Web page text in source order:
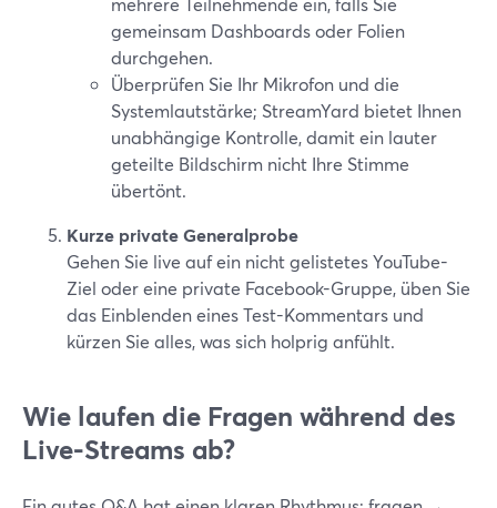
gemeinsam Dashboards oder Folien
durchgehen.
Überprüfen Sie Ihr Mikrofon und die
Systemlautstärke; StreamYard bietet Ihnen
unabhängige Kontrolle, damit ein lauter
geteilte Bildschirm nicht Ihre Stimme
übertönt.
Kurze private Generalprobe
Gehen Sie live auf ein nicht gelistetes YouTube-
Ziel oder eine private Facebook-Gruppe, üben Sie
das Einblenden eines Test-Kommentars und
kürzen Sie alles, was sich holprig anfühlt.
Wie laufen die Fragen während des
Live-Streams ab?